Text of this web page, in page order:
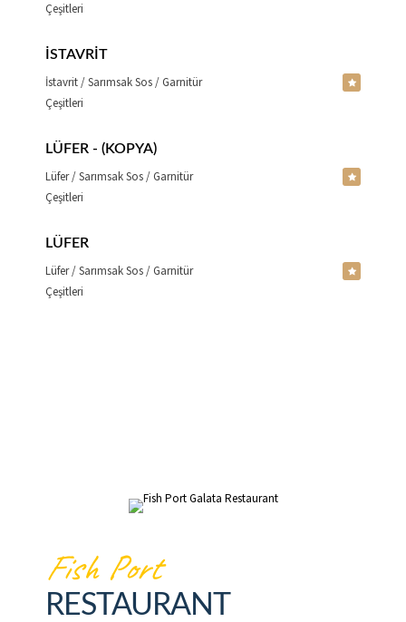
Çeşitleri
İSTAVRIT
İstavrit / Sarımsak Sos / Garnitür
Çeşitleri
LÜFER - (KOPYA)
Lüfer / Sarımsak Sos / Garnitür
Çeşitleri
LÜFER
Lüfer / Sarımsak Sos / Garnitür
Çeşitleri
Fish Port
RESTAURANT